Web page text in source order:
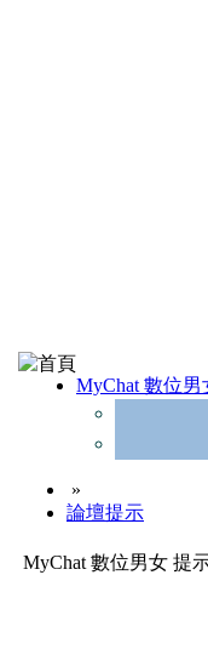
MyChat 數位男
»
論壇提示
MyChat 數位男女 提